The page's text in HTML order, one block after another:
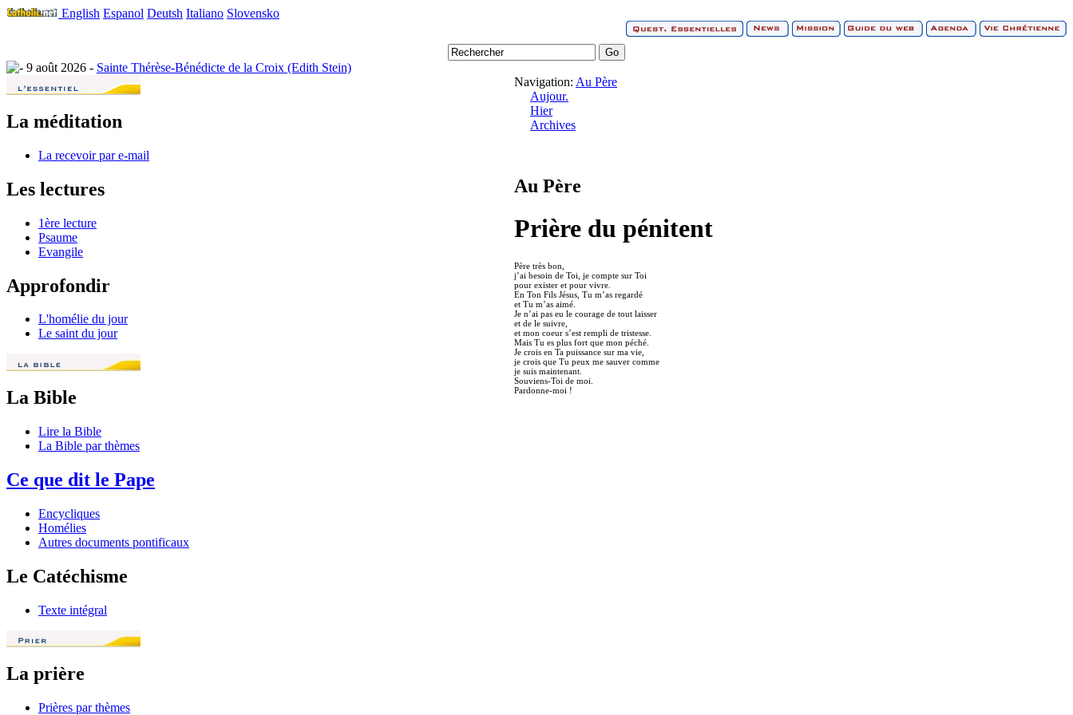
English Espanol Deutsh Italiano Slovensko
9 août 2026 - Sainte Thérèse-Bénédicte de la Croix (Edith Stein)
La méditation
La recevoir par e-mail
Les lectures
1ère lecture
Psaume
Evangile
Approfondir
L'homélie du jour
Le saint du jour
La Bible
Lire la Bible
La Bible par thèmes
Ce que dit le Pape
Encycliques
Homélies
Autres documents pontificaux
Le Catéchisme
Texte intégral
La prière
Prières par thèmes
Navigation: Au Père
Aujour.
Hier
Archives
Au Père
Prière du pénitent
Père très bon,
j’ai besoin de Toi, je compte sur Toi
pour exister et pour vivre.
En Ton Fils Jésus, Tu m’as regardé
et Tu m’as aimé.
Je n’ai pas eu le courage de tout laisser
et de le suivre,
et mon coeur s’est rempli de tristesse.
Mais Tu es plus fort que mon péché.
Je crois en Ta puissance sur ma vie,
je crois que Tu peux me sauver comme
je suis maintenant.
Souviens-Toi de moi.
Pardonne-moi !